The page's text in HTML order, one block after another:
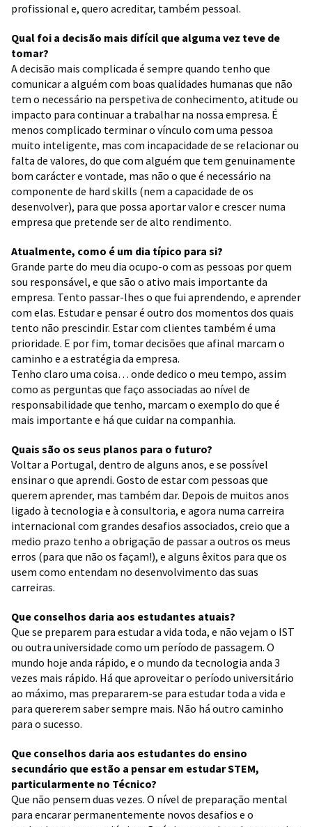
profissional e, quero acreditar, também pessoal.
Qual foi a decisão mais difícil que alguma vez teve de
tomar?
A decisão mais complicada é sempre quando tenho que
comunicar a alguém com boas qualidades humanas que não
tem o necessário na perspetiva de conhecimento, atitude ou
impacto para continuar a trabalhar na nossa empresa. É
menos complicado terminar o vínculo com uma pessoa
muito inteligente, mas com incapacidade de se relacionar ou
falta de valores, do que com alguém que tem genuinamente
bom carácter e vontade, mas não o que é necessário na
componente de hard skills (nem a capacidade de os
desenvolver), para que possa aportar valor e crescer numa
empresa que pretende ser de alto rendimento.
Atualmente, como é um dia típico para si?
Grande parte do meu dia ocupo-o com as pessoas por quem
sou responsável, e que são o ativo mais importante da
empresa. Tento passar-lhes o que fui aprendendo, e aprender
com elas. Estudar e pensar é outro dos momentos dos quais
tento não prescindir. Estar com clientes também é uma
prioridade. E por fim, tomar decisões que afinal marcam o
caminho e a estratégia da empresa.
Tenho claro uma coisa… onde dedico o meu tempo, assim
como as perguntas que faço associadas ao nível de
responsabilidade que tenho, marcam o exemplo do que é
mais importante e há que cuidar na companhia.
Quais são os seus planos para o futuro?
Voltar a Portugal, dentro de alguns anos, e se possível
ensinar o que aprendi. Gosto de estar com pessoas que
querem aprender, mas também dar. Depois de muitos anos
ligado à tecnologia e à consultoria, e agora numa carreira
internacional com grandes desafios associados, creio que a
medio prazo tenho a obrigação de passar a outros os meus
erros (para que não os façam!), e alguns êxitos para que os
usem como entendam no desenvolvimento das suas
carreiras.
Que conselhos daria aos estudantes atuais?
Que se preparem para estudar a vida toda, e não vejam o IST
ou outra universidade como um período de passagem. O
mundo hoje anda rápido, e o mundo da tecnologia anda 3
vezes mais rápido. Há que aproveitar o período universitário
ao máximo, mas prepararem-se para estudar toda a vida e
para quererem saber sempre mais. Não há outro caminho
para o sucesso.
Que conselhos daria aos estudantes do ensino
secundário que estão a pensar em estudar STEM,
particularmente no Técnico?
Que não pensem duas vezes. O nível de preparação mental
para encarar permanentemente novos desafios e o